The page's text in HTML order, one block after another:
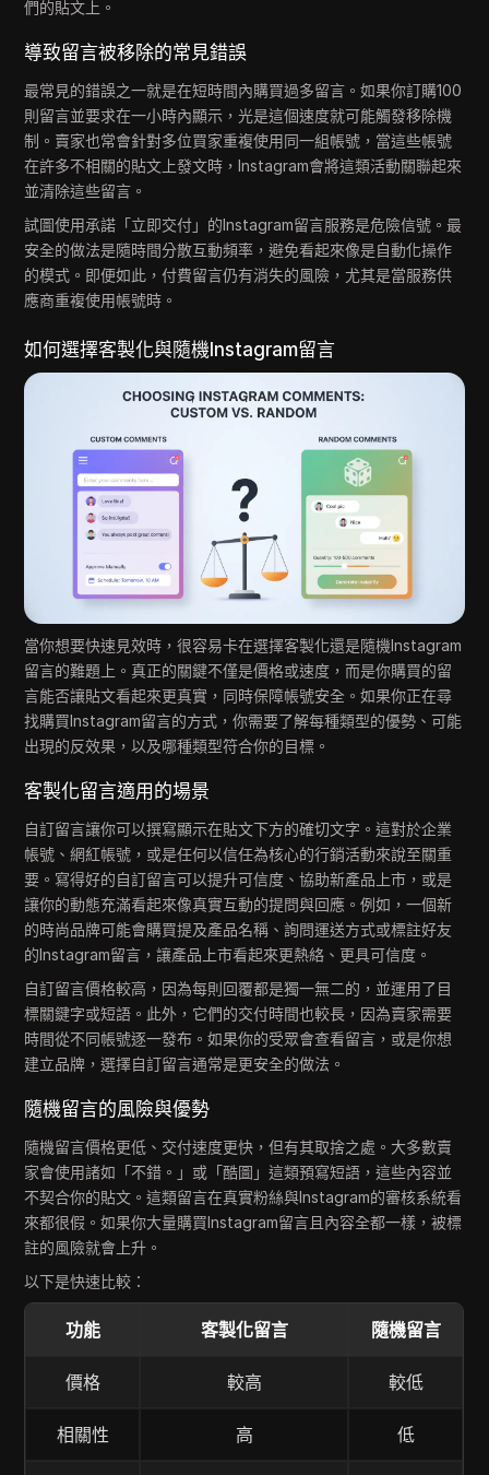
們的貼文上。
導致留言被移除的常見錯誤
最常見的錯誤之一就是在短時間內購買過多留言。如果你訂購100
則留言並要求在一小時內顯示，光是這個速度就可能觸發移除機
制。賣家也常會針對多位買家重複使用同一組帳號，當這些帳號
在許多不相關的貼文上發文時，Instagram會將這類活動關聯起來
並清除這些留言。
試圖使用承諾「立即交付」的Instagram留言服務是危險信號。最
安全的做法是隨時間分散互動頻率，避免看起來像是自動化操作
的模式。即便如此，付費留言仍有消失的風險，尤其是當服務供
應商重複使用帳號時。
如何選擇客製化與隨機Instagram留言
當你想要快速見效時，很容易卡在選擇客製化還是隨機Instagram
留言的難題上。真正的關鍵不僅是價格或速度，而是你購買的留
言能否讓貼文看起來更真實，同時保障帳號安全。如果你正在尋
找購買Instagram留言的方式，你需要了解每種類型的優勢、可能
出現的反效果，以及哪種類型符合你的目標。
客製化留言適用的場景
自訂留言讓你可以撰寫顯示在貼文下方的確切文字。這對於企業
帳號、網紅帳號，或是任何以信任為核心的行銷活動來說至關重
要。寫得好的自訂留言可以提升可信度、協助新產品上市，或是
讓你的動態充滿看起來像真實互動的提問與回應。例如，一個新
的時尚品牌可能會購買提及產品名稱、詢問運送方式或標註好友
的Instagram留言，讓產品上市看起來更熱絡、更具可信度。
自訂留言價格較高，因為每則回覆都是獨一無二的，並運用了目
標關鍵字或短語。此外，它們的交付時間也較長，因為賣家需要
時間從不同帳號逐一發布。如果你的受眾會查看留言，或是你想
建立品牌，選擇自訂留言通常是更安全的做法。
隨機留言的風險與優勢
隨機留言價格更低、交付速度更快，但有其取捨之處。大多數賣
家會使用諸如「不錯。」或「酷圖」這類預寫短語，這些內容並
不契合你的貼文。這類留言在真實粉絲與Instagram的審核系統看
來都很假。如果你大量購買Instagram留言且內容全都一樣，被標
註的風險就會上升。
以下是快速比較：
功能 客製化留言 隨機留言
價格 較高 較低
相關性 高 低